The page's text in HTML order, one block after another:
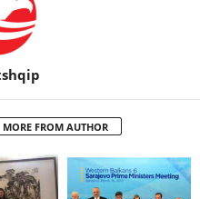
MORE FROM AUTHOR